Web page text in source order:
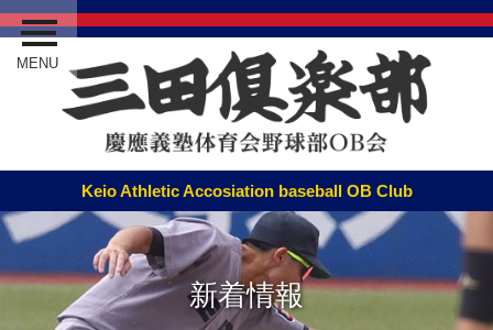
MENU
新着情報